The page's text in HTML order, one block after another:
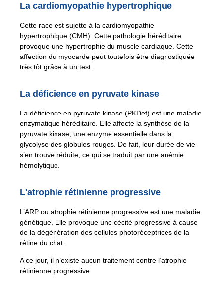
La cardiomyopathie hypertrophique
Cette race est sujette à la cardiomyopathie
hypertrophique (CMH). Cette pathologie héréditaire
provoque une hypertrophie du muscle cardiaque. Cette
affection du myocarde peut toutefois être diagnostiquée
très tôt grâce à un test.
La déficience en pyruvate kinase
La déficience en pyruvate kinase (PKDef) est une maladie
enzymatique héréditaire. Elle affecte la synthèse de la
pyruvate kinase, une enzyme essentielle dans la
glycolyse des globules rouges. De fait, leur durée de vie
s’en trouve réduite, ce qui se traduit par une anémie
hémolytique.
L'atrophie rétinienne progressive
L’ARP ou atrophie rétinienne progressive est une maladie
génétique. Elle provoque une cécité progressive à cause
de la dégénération des cellules photoréceptrices de la
rétine du chat.
A ce jour, il n’existe aucun traitement contre l’atrophie
rétinienne progressive.